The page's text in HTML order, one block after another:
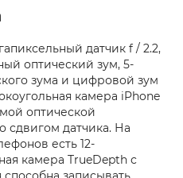
датчик f / 2.2,
оптический зум, 5-
зума и цифровой зум
камера iPhone
оптической
сдвигом датчика. На
есть 12-
камера TrueDepth с